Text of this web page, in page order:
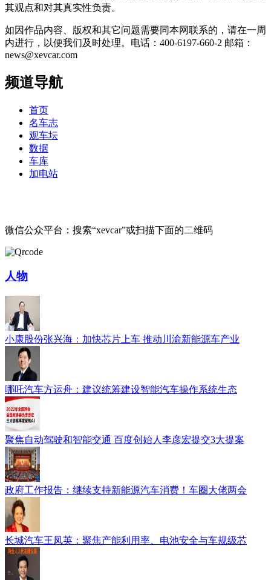
其观点和对其真实性负责。
如因作品内容、版权和其它问题需要同本网联系的，请在一周
内进行，以便我们及时处理。电话：400-6197-660-2 邮箱：
news@xevcar.com
频道导航
首页
名车志
观车坛
数据
车库
加电站
微信公众平台：搜索“xevcar”或扫描下面的二维码
人物
小康股份张兴海：加快芯片上车 推动川渝新能源车产业
哪吒汽车方运舟：建议统筹建设智能汽车操作系统生态
聚焦自动驾驶和智能交通 百度创始人李彦宏提交3大提案
政府工作报告：继续支持新能源汽车消费！车圈大佬两会
长城汽车王凤英：聚焦产能利用率、电池安全与车规级芯